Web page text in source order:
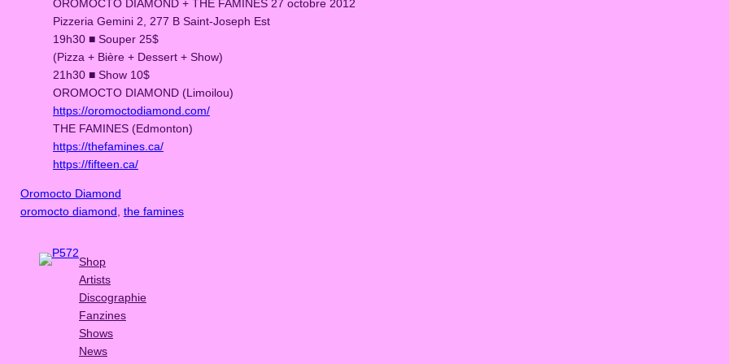
OROMOCTO DIAMOND + THE FAMINES 27 octobre 2012
Pizzeria Gemini 2, 277 B Saint-Joseph Est
19h30 ■ Souper 25$
(Pizza + Bière + Dessert + Show)
21h30 ■ Show 10$
OROMOCTO DIAMOND (Limoilou)
https://oromoctodiamond.com/
THE FAMINES (Edmonton)
https://thefamines.ca/
https://fifteen.ca/
Oromocto Diamond
oromocto diamond the famines
Shop
Artists
Discographie
Fanzines
Shows
News